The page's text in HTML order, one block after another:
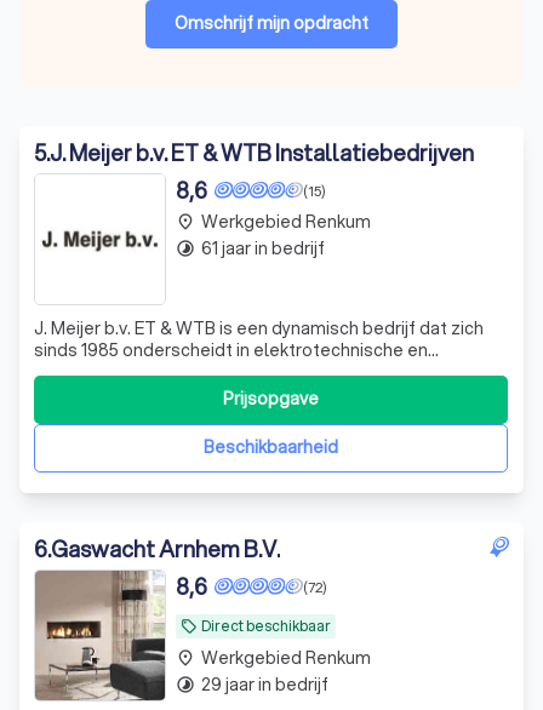
Omschrijf mijn opdracht
5.J. Meijer b.v. ET & WTB Installatiebedrijven
(15)
8,6
J. Meijer b.v. ET & WTB is een dynamisch bedrijf dat zich
sinds 1985 onderscheidt in elektrotechnische en
werktuigbouwkundige renovatie- en
serviceonderhoudswerkzaamheden. Wij bedienen een
breed scala aan klanten, waaronder
woningbouwverenigingen, particulieren, VVE's en
bouwbedrijven. Onze expertis
Beschikbaarheid
Prijsopgave
place Werkgebied Renkum
timelapse 61 jaar in bedrijf
6.Gaswacht Arnhem B.V.
local_offer Direct beschikbaar
(72)
8,6
place Werkgebied Renkum
timelapse 29 jaar in bedrijf